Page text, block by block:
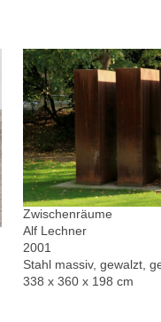
Zwischenräume
Alf Lechner
2001
Stahl massiv, gewalzt,
338 x 360 x 198 cm